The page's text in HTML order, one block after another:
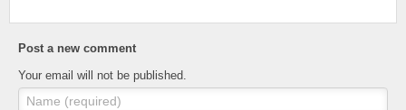
Post a new comment
Your email will not be published.
Name (required)